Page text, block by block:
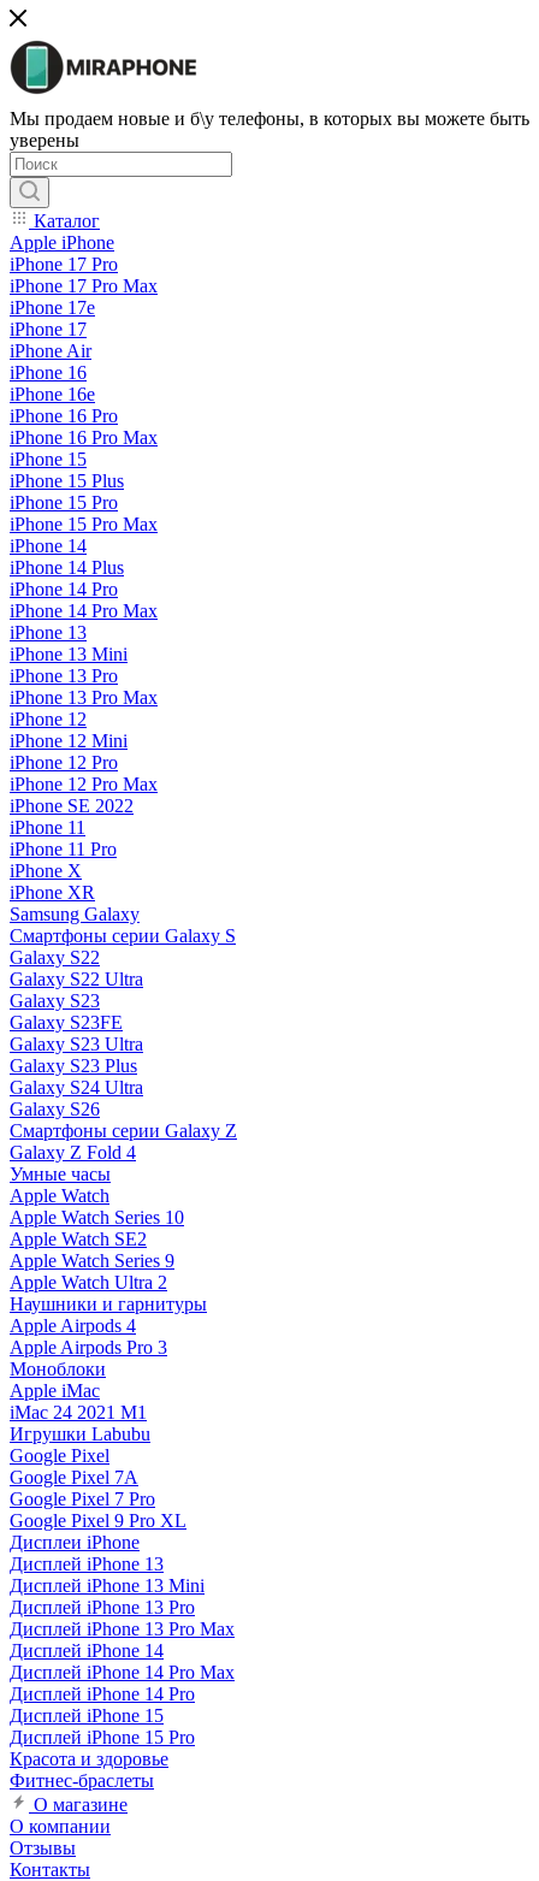
Мы продаем новые и б\у телефоны, в которых вы можете быть
уверены
Каталог
Apple iPhone
iPhone 17 Pro
iPhone 17 Pro Max
iPhone 17e
iPhone 17
iPhone Air
iPhone 16
iPhone 16e
iPhone 16 Pro
iPhone 16 Pro Max
iPhone 15
iPhone 15 Plus
iPhone 15 Pro
iPhone 15 Pro Max
iPhone 14
iPhone 14 Plus
iPhone 14 Pro
iPhone 14 Pro Max
iPhone 13
iPhone 13 Mini
iPhone 13 Pro
iPhone 13 Pro Max
iPhone 12
iPhone 12 Mini
iPhone 12 Pro
iPhone 12 Pro Max
iPhone SE 2022
iPhone 11
iPhone 11 Pro
iPhone X
iPhone XR
Samsung Galaxy
Смартфоны серии Galaxy S
Galaxy S22
Galaxy S22 Ultra
Galaxy S23
Galaxy S23FE
Galaxy S23 Ultra
Galaxy S23 Plus
Galaxy S24 Ultra
Galaxy S26
Смартфоны серии Galaxy Z
Galaxy Z Fold 4
Умные часы
Apple Watch
Apple Watch Series 10
Apple Watch SE2
Apple Watch Series 9
Apple Watch Ultra 2
Наушники и гарнитуры
Apple Airpods 4
Apple Airpods Pro 3
Моноблоки
Apple iMac
iMac 24 2021 M1
Игрушки Labubu
Google Pixel
Google Pixel 7А
Google Pixel 7 Pro
Google Pixel 9 Pro XL
Дисплеи iPhone
Дисплей iPhone 13
Дисплей iPhone 13 Mini
Дисплей iPhone 13 Pro
Дисплей iPhone 13 Pro Max
Дисплей iPhone 14
Дисплей iPhone 14 Pro Max
Дисплей iPhone 14 Pro
Дисплей iPhone 15
Дисплей iPhone 15 Pro
Красота и здоровье
Фитнес-браслеты
О магазине
О компании
Отзывы
Контакты